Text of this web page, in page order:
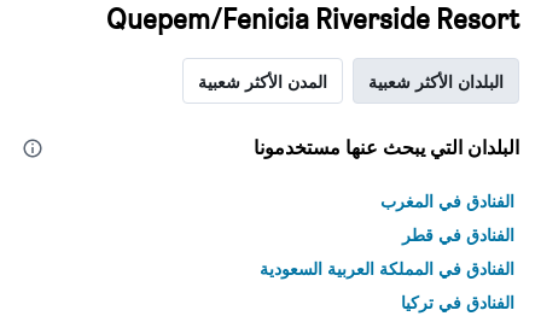
Quepem/Fenicia Riverside Resort
البلدان الأكثر شعبية المدن الأكثر شعبية
البلدان التي يبحث عنها مستخدمونا
الفنادق في المغرب
الفنادق في قطر
الفنادق في المملكة العربية السعودية
الفنادق في تركيا